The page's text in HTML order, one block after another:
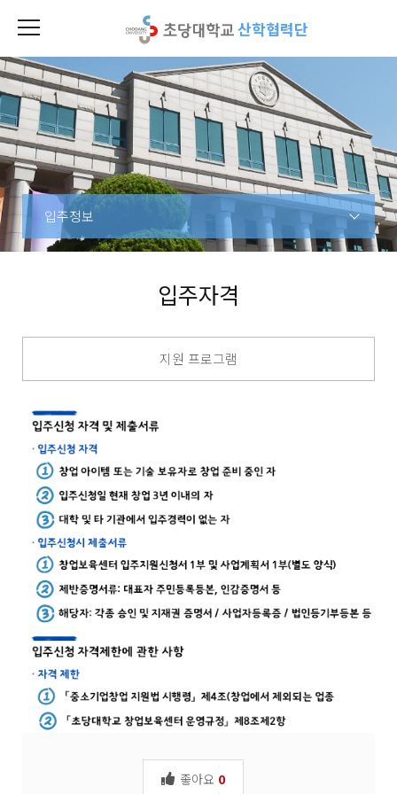
산학협력단
입주정보
입주자격
지원 프로그램
좋아요 0